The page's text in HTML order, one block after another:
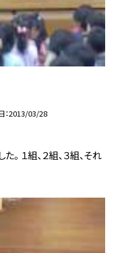
2013/03/28
。 １組、２組、３組、それ